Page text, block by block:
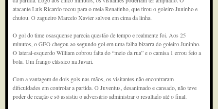
atacante Luís Ricardo tocou para o meia Renatinho, que tirou o goleiro Juninho e
chutou. O zagueiro Marcelo Xavier salvou em cima da linha.
O gol do time osasquense parecia questão de tempo e realmente foi. Aos 25
minutos, o GEO chegou ao segundo gol em uma falha bizarra do goleiro Juninho.
O lateral-esquerdo William cobrou falta do “meio da rua” e o camisa 1 errou feio a
bola. Um frango clássico na Javari.
Com a vantagem de dois gols nas mãos, os visitantes não encontraram
dificuldades em controlar a partida. O Juventus, desanimado e cansado, não teve
poder de reação e só assistiu o adversário administrar o resultado até o final.